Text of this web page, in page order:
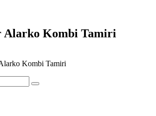
Alarko Kombi Tamiri
Kombi Tamiri